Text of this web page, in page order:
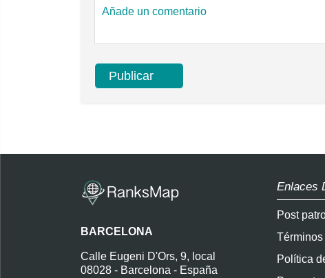
BARCELONA
Calle Eugeni D'Ors, 9, local
08028 - Barcelona - España
Enlaces
Post
Política